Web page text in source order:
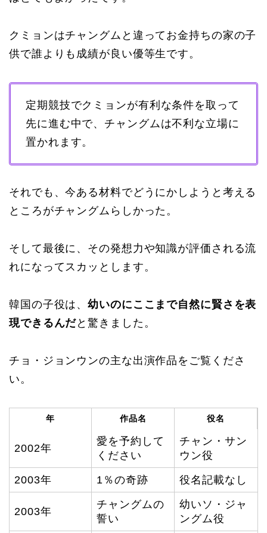
クミョンはチャングムと違ってお金持ちの家の子
供で誰よりも成績が良い優等生です。
定期競技でクミョンが有利な条件を取って
先に進む中で、チャングムは不利な立場に
置かれます。
それでも、今ある材料でどうにかしようと考える
ところがチャングムらしかった。
そして最後に、その発想力や知識が評価される流
れになってスカッとします。
韓国の子役は、幼いのにここまで自然に賢さを表
現できるんだと驚きました。
チョ・ジョンウンの主な出演作品をご覧くださ
い。
年 作品名 役名
2002年
愛を予約して
ください
チャン・サン
ウン役
2003年 1％の奇跡 役名記載なし
2003年
チャングムの
誓い
幼いソ・ジャ
ングム役